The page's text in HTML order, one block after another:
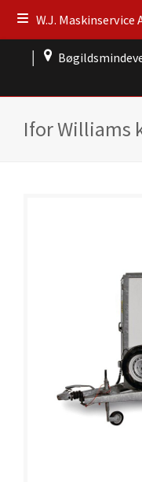
W.J. Maskinservice
Ifor Williams